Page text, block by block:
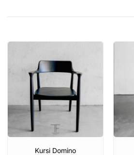
Kursi Domino